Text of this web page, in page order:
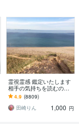
霊視霊感 鑑定いたします
相手の気持ちを読むのが
得意です。
4.9 (8809)
田崎りん
1,000 円